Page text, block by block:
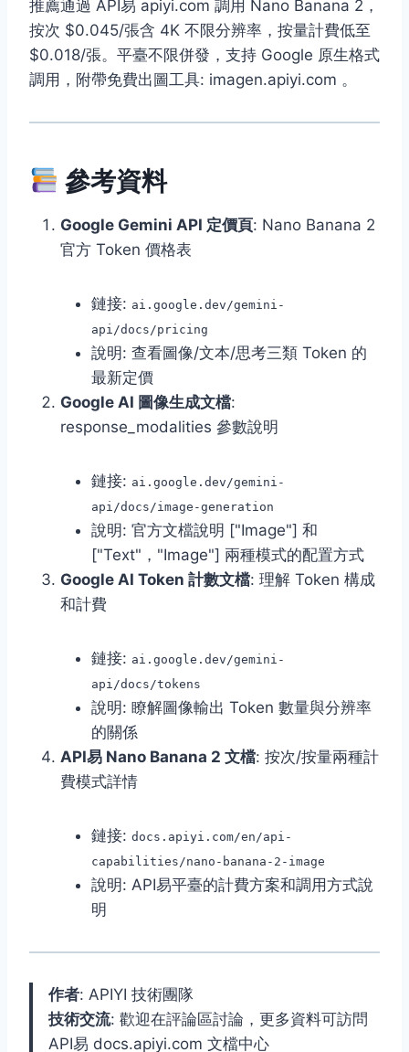
推薦通過 API易 apiyi.com 調用 Nano Banana 2，
按次 $0.045/張含 4K 不限分辨率，按量計費低至
$0.018/張。平臺不限併發，支持 Google 原生格式
調用，附帶免費出圖工具: imagen.apiyi.com 。
參考資料
Google Gemini API 定價頁: Nano Banana 2
官方 Token 價格表
鏈接: ai.google.dev/gemini-
api/docs/pricing
說明: 查看圖像/文本/思考三類 Token 的
最新定價
Google AI 圖像生成文檔:
response_modalities 參數說明
鏈接: ai.google.dev/gemini-
api/docs/image-generation
說明: 官方文檔說明 ["Image"] 和
["Text"，"Image"] 兩種模式的配置方式
Google AI Token 計數文檔: 理解 Token 構成
和計費
鏈接: ai.google.dev/gemini-
api/docs/tokens
說明: 瞭解圖像輸出 Token 數量與分辨率
的關係
API易 Nano Banana 2 文檔: 按次/按量兩種計
費模式詳情
鏈接: docs.apiyi.com/en/api-
capabilities/nano-banana-2-image
說明: API易平臺的計費方案和調用方式說
明
作者: APIYI 技術團隊
技術交流: 歡迎在評論區討論，更多資料可訪問
API易 docs.apiyi.com 文檔中心